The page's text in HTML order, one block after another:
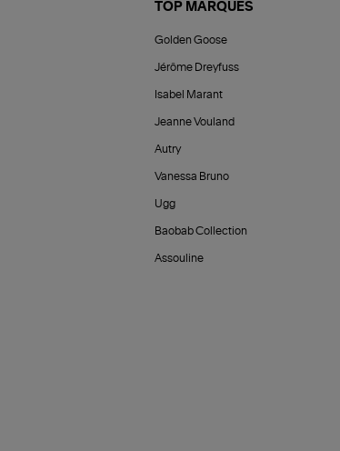
TOP MARQUES
Golden Goose
Jérôme Dreyfuss
Isabel Marant
Jeanne Vouland
Autry
Vanessa Bruno
Ugg
Baobab Collection
Assouline